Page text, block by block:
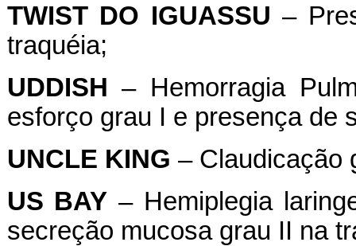
TWIST DO IGUASSU –
traquéia;
UDDISH – Hemorragia
esforço grau I e presença de
UNCLE KING – Claudicação
US BAY – Hemiplegia
secreção mucosa grau II na